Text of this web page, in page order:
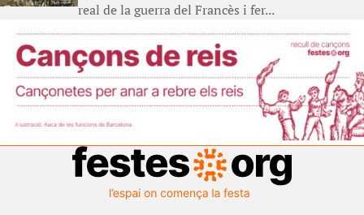
real de la guerra del Francès i fer...